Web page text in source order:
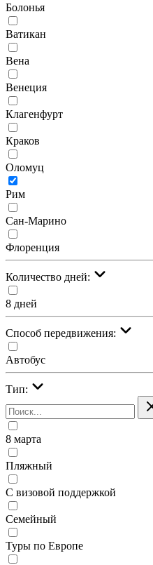
Болонья
Ватикан
Вена
Венеция
Клагенфурт
Краков
Оломуц
Рим
Сан-Марино
Флоренция
Количество дней:
8 дней
Cпособ передвижения:
Автобус
Тип:
8 марта
Пляжный
С визовой поддержкой
Семейный
Туры по Европе